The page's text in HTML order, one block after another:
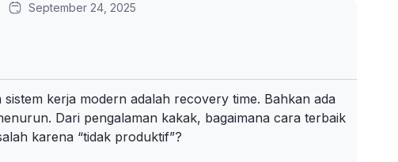
September 24, 2025
kerja modern adalah recovery time. Bahkan ada
Dari pengalaman kakak, bagaimana cara terbaik
karena “tidak produktif”?